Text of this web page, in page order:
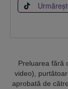
Preluarea fără
video),
aprobată de